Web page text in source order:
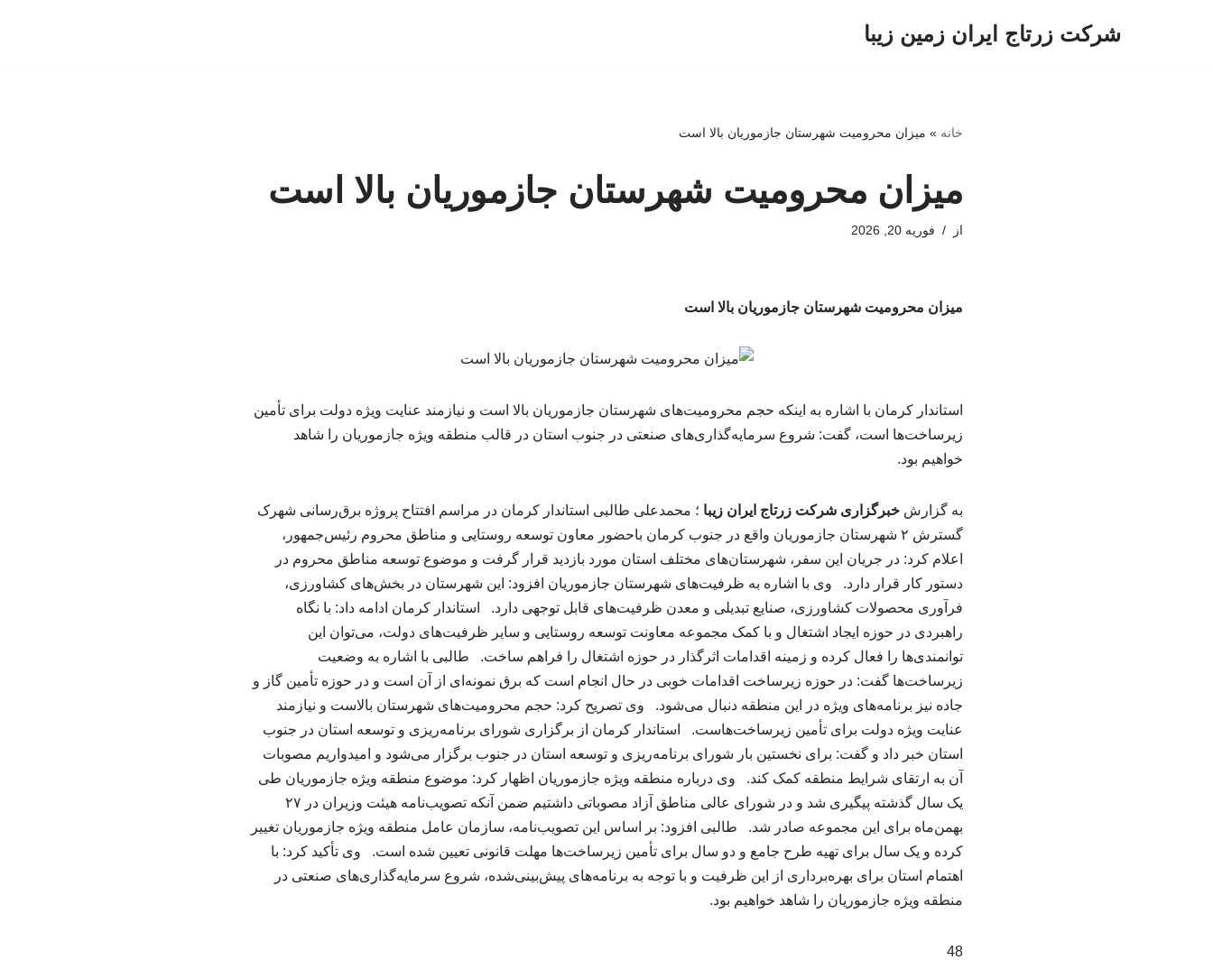
شرکت زرتاج ایران زمین زیبا
خانه » میزان محرومیت‌ شهرستان جازموریان بالا است
میزان محرومیت‌ شهرستان جازموریان بالا است
از فوریه 20, 2026
میزان محرومیت‌ شهرستان جازموریان بالا است
استاندار کرمان با اشاره به اینکه حجم محرومیت‌های شهرستان جازموریان بالا است و نیازمند عنایت ویژه دولت برای تأمین
زیرساخت‌ها است، گفت: شروع سرمایه‌گذاری‌های صنعتی در جنوب استان در قالب منطقه ویژه جازموریان را شاهد
خواهیم بود.
به گزارشخبرگزاری شرکت زرتاج ایران زیبا ؛ محمدعلی طالبی استاندار کرمان در مراسم افتتاح پروژه برق‌رسانی شهرک
گسترش ۲ شهرستان جازموریان واقع در جنوب کرمان باحضور معاون توسعه روستایی و مناطق محروم رئیس‌جمهور،
اعلام کرد: در جریان این سفر، شهرستان‌های مختلف استان مورد بازدید قرار گرفت و موضوع توسعه مناطق محروم در
دستور کار قرار دارد. وی با اشاره به ظرفیت‌های شهرستان جازموریان افزود: این شهرستان در بخش‌های کشاورزی،
فرآوری محصولات کشاورزی، صنایع تبدیلی و معدن ظرفیت‌های قابل توجهی دارد. استاندار کرمان ادامه داد: با نگاه
راهبردی در حوزه ایجاد اشتغال و با کمک مجموعه معاونت توسعه روستایی و سایر ظرفیت‌های دولت، می‌توان این
توانمندی‌ها را فعال کرده و زمینه اقدامات اثرگذار در حوزه اشتغال را فراهم ساخت. طالبی با اشاره به وضعیت
زیرساخت‌ها گفت: در حوزه زیرساخت اقدامات خوبی در حال انجام است که برق نمونه‌ای از آن است و در حوزه تأمین گاز و
جاده نیز برنامه‌های ویژه در این منطقه دنبال می‌شود. وی تصریح کرد: حجم محرومیت‌های شهرستان بالاست و نیازمند
عنایت ویژه دولت برای تأمین زیرساخت‌هاست. استاندار کرمان از برگزاری شورای برنامه‌ریزی و توسعه استان در جنوب
استان خبر داد و گفت: برای نخستین بار شورای برنامه‌ریزی و توسعه استان در جنوب برگزار می‌شود و امیدواریم مصوبات
آن به ارتقای شرایط منطقه کمک کند. وی درباره منطقه ویژه جازموریان اظهار کرد: موضوع منطقه ویژه جازموریان طی
یک سال گذشته پیگیری شد و در شورای عالی مناطق آزاد مصوباتی داشتیم ضمن آنکه تصویب‌نامه هیئت وزیران در ۲۷
بهمن‌ماه برای این مجموعه صادر شد. طالبی افزود: بر اساس این تصویب‌نامه، سازمان عامل منطقه ویژه جازموریان تغییر
کرده و یک سال برای تهیه طرح جامع و دو سال برای تأمین زیرساخت‌ها مهلت قانونی تعیین شده است. وی تأکید کرد: با
اهتمام استان برای بهره‌برداری از این ظرفیت و با توجه به برنامه‌های پیش‌بینی‌شده، شروع سرمایه‌گذاری‌های صنعتی در
منطقه ویژه جازموریان را شاهد خواهیم بود.
48